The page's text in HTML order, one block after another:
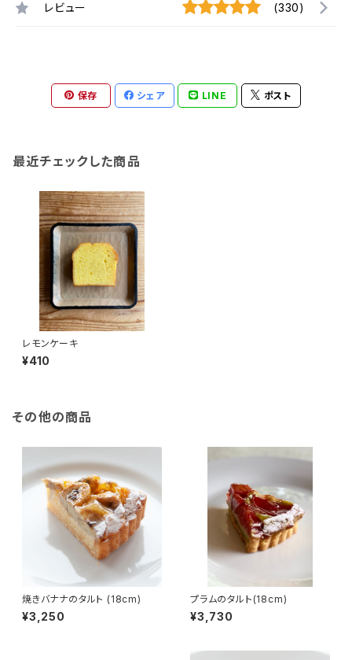
レビュー (330)
保存 シェア LINE ポスト
最近チェックした商品
レモンケーキ
¥410
その他の商品
焼きバナナのタルト (18cm)
¥3,250
プラムのタルト(18cm)
¥3,730